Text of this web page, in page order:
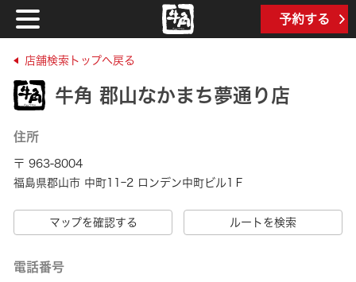
予約する
店舗検索トップへ戻る
牛角 郡山なかまち夢通り店
住所
〒 963-8004
福島県郡山市 中町11ｰ2 ロンデン中町ビル1Ｆ
マップを確認する ルートを検索
電話番号